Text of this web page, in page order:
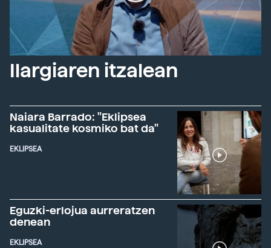
Ilargiaren itzalean
Naiara Barrado: "Eklipsea
kasualitate kosmiko bat da"
EKLIPSEA
Eguzki-erlojua aurreratzen
denean
EKLIPSEA